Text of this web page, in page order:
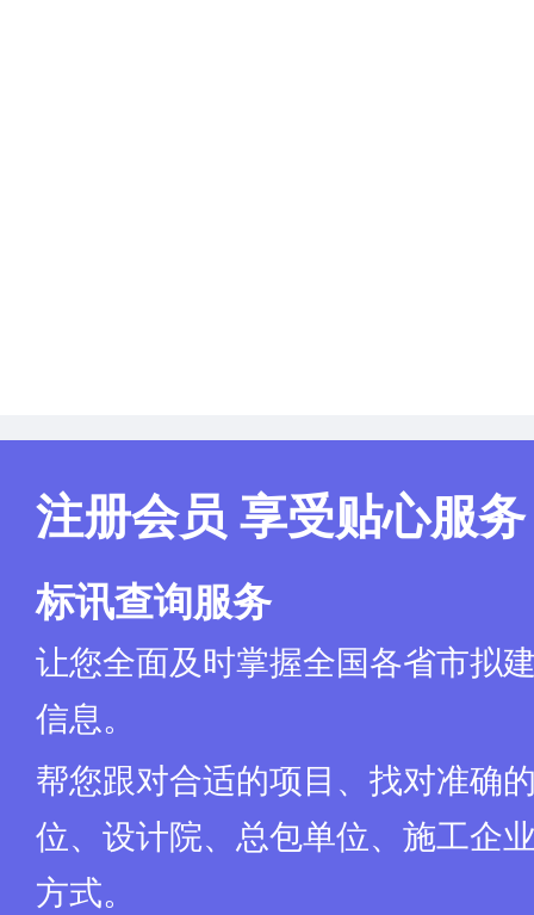
注册会员 享受贴心服务
标讯查询服务
让您全面及时掌握全国各省市拟
信息。
帮您跟对合适的项目、找对准确
位、设计院、总包单位、施工企
方式。